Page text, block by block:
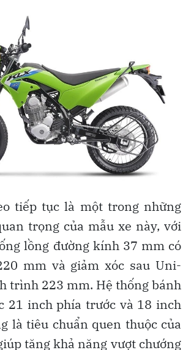
tiếp tục là một trong những
trọng của mẫu xe này, với
lồng đường kính 37 mm có
mm và giảm xóc sau Uni-
trình 223 mm. Hệ thống bánh
21 inch phía trước và 18 inch
là tiêu chuẩn quen thuộc của
tăng khả năng vượt chướng